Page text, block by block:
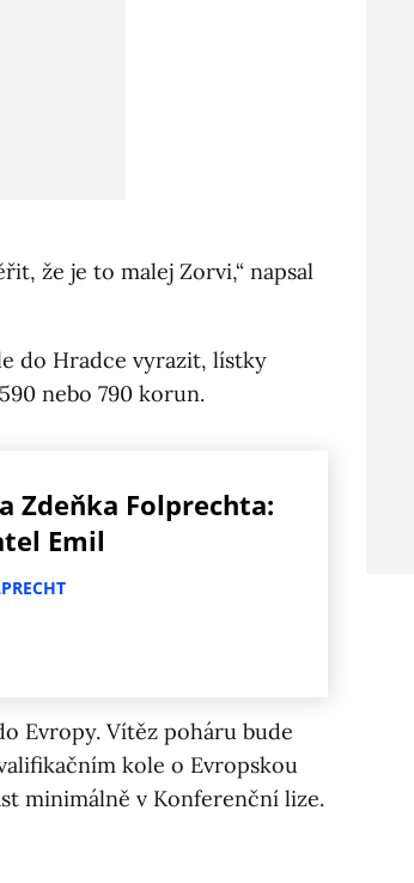
že je to malej Zorvi,“ napsal
do Hradce vyrazit, lístky
nebo 790 korun.
Zdeňka Folprechta:
Emil
Evropy. Vítěz poháru bude
kole o Evropskou
minimálně v Konferenční lize.